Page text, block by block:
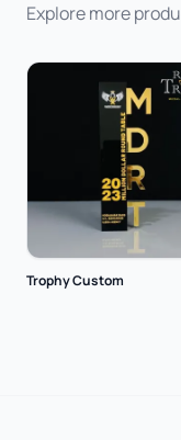
Explore more
Trophy Custom